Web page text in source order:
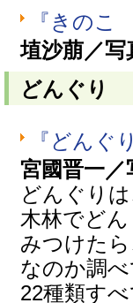
『きの
埴沙萠／
どんぐり
『どんぐ
宮國晋一
どんぐり
木林でど
みつけた
なのか調
22種類す